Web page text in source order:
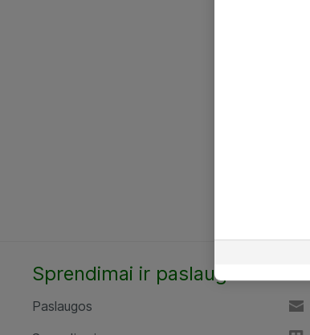
Sprendimai ir paslaugos
Paslaugos